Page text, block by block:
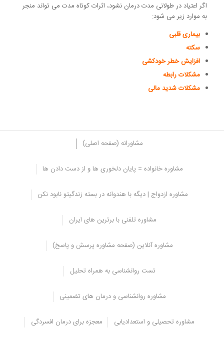
اگر اعتیاد در طولانی مدت درمان نشود، اثرات کوتاه مدت می تواند منجر
به موارد زیر می شود:
بیماری قلبی
سکته
افزایش خطر خودکشی
مشکلات رابطه
مشکلات شدید مالی
مشاورانه (صفحه اصلی)
مشاوره خانواده = پایان دلخوری ها و از دست دادن ها
مشاوره ازدواج | دیگه با هندوانه در بسته زندگیتو نابود نکن
مشاوره تلفنی با برترین های ایران
مشاوره آنلاین (صفحه مشاوره پرسش و پاسخ)
تست روانشناسی به همراه تحلیل
مشاوره روانشناسی و درمان های تضمینی
مشاوره تحصیلی و استعدادیابی معجزه برای درمان افسردگی
درمان اعتیاد به قمار
اعتیاد دارید، اولین کاری که باید انجام دهید
رایج ترین نوع درمان، درمان شناختی رفتاری (CBT) می باشد زیرا می
تواند به شما یاد دهد که چگونه افکار منفی خود را شناسایی کرده و با آن
کنار بیایید و چگونه آن ها را با افکار مثبت جایگزین کنید.